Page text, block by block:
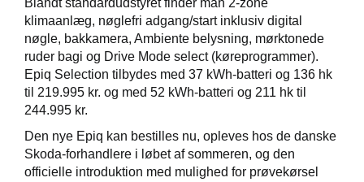
Blandt standardudstyret finder man 2-zone
klimaanlæg, nøglefri adgang/start inklusiv digital
nøgle, bakkamera, Ambiente belysning, mørktonede
ruder bagi og Drive Mode select (køreprogrammer).
Epiq Selection tilbydes med 37 kWh-batteri og 136 hk
til 219.995 kr. og med 52 kWh-batteri og 211 hk til
244.995 kr.
Den nye Epiq kan bestilles nu, opleves hos de danske
Skoda-forhandlere i løbet af sommeren, og den
officielle introduktion med mulighed for prøvekørsel